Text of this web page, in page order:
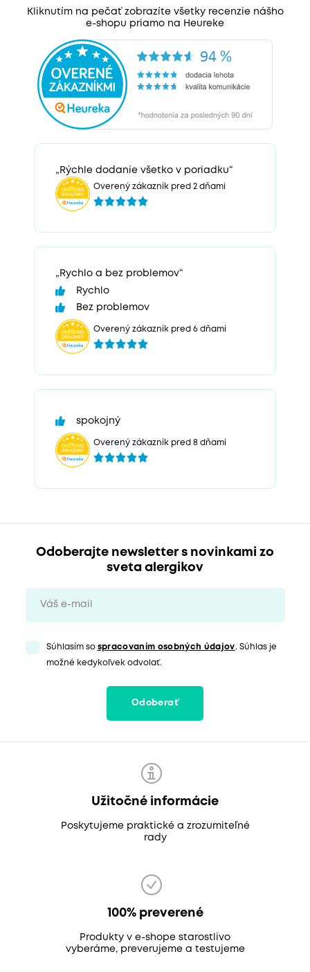
Kliknutím na pečať zobrazíte všetky recenzie nášho
e-shopu priamo na Heureke
„Rýchle dodanie všetko v poriadku“
Overený zákazník pred 2 dňami
„Rychlo a bez problemov“
Rychlo
Bez problemov
Overený zákazník pred 6 dňami
spokojný
Overený zákazník pred 8 dňami
Odoberajte newsletter s novinkami zo
sveta alergikov
Súhlasím so spracovaním osobných údajov. Súhlas je
možné kedykoľvek odvolať.
Odoberať
Užitočné informácie
Poskytujeme praktické a zrozumiteľné
rady
100% preverené
Produkty v e-shope starostlivo
vyberáme, preverujeme a testujeme